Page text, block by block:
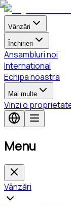
Vânzări
Închirieri
Ansambluri noi
International
Echipa noastra
Mai multe
Vinzi o
Menu
Vânzări